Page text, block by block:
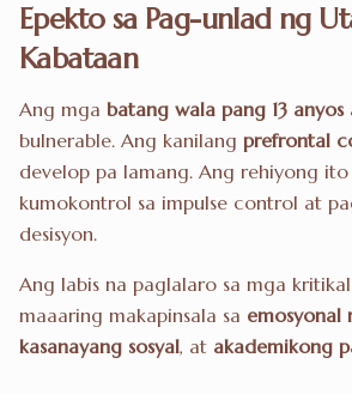
Epekto sa Pag-unlad ng
Kabataan
Ang mga batang wala pang 13 anyos
bulnerable. Ang kanilang prefrontal
develop pa lamang. Ang rehiyong
kumokontrol sa impulse control at
desisyon.
Ang labis na paglalaro sa mga
maaaring makapinsala sa emosyonal
kasanayang sosyal, at akademikong